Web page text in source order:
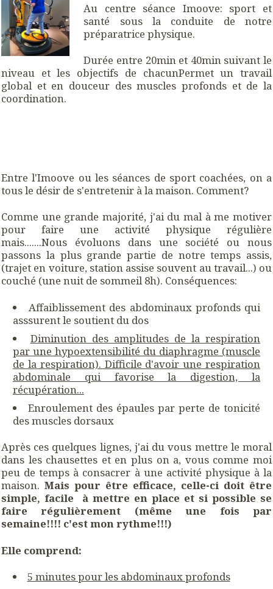
Au centre séance Imoove: sport et
santé sous la conduite de notre
préparatrice physique.
Durée entre 20min et 40min suivant le
niveau et les objectifs de chacunPermet un travail
global et en douceur des muscles profonds et de la
coordination.
Entre l'Imoove ou les séances de sport coachées, on a
tous le désir de s'entretenir à la maison. Comment?
Comme une grande majorité, j'ai du mal à me motiver
pour faire une activité physique régulière
mais.......Nous évoluons dans une société ou nous
passons la plus grande partie de notre temps assis,
(trajet en voiture, station assise souvent au travail...) ou
couché (une nuit de sommeil 8h). Conséquences:
Affaiblissement des abdominaux profonds qui
asssurent le soutient du dos
Diminution des amplitudes de la respiration
par une hypoextensibilité du diaphragme (muscle
de la respiration). Difficile d'avoir une respiration
abdominale qui favorise la digestion, la
récupération...
Enroulement des épaules par perte de tonicité
des muscles dorsaux
Après ces quelques lignes, j'ai du vous mettre le moral
dans les chausettes et en plus on a, vous comme moi
peu de temps à consacrer à une activité physique à la
maison. Mais pour être efficace, celle-ci doit être
simple, facile à mettre en place et si possible se
faire régulièrement (même une fois par
semaine!!!! c'est mon rythme!!!)
Elle comprend:
5 minutes pour les abdominaux profonds